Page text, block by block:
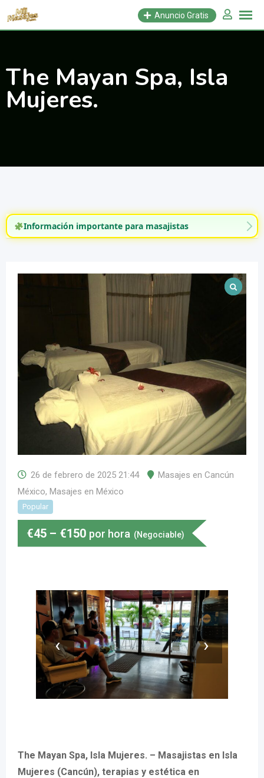
Saltar
Anuncio Gratis
The Mayan Spa, Isla
Mujeres.
Información importante para masajistas
26 de febrero de 2025 21:44
Masajes en Cancún
México, Masajes en México
Popular
€45 – €150 por hora (Negociable)
‹ ›
The Mayan Spa, Isla Mujeres. – Masajistas en Isla
Mujeres (Cancún), terapias y estética en